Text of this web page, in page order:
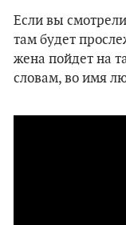
Если вы
там будет
жена пойдет на
словам, во имя